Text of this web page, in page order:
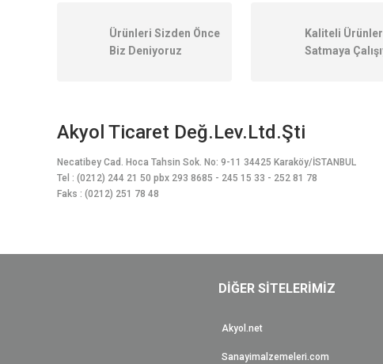
Ürünleri Sizden Önce
Biz Deniyoruz
Kaliteli Ürünler
Satmaya
Akyol Ticaret Değ.Lev.Ltd.Şti
Necatibey Cad. Hoca Tahsin Sok. No: 9-11 34425 Karaköy/İSTANBUL
Tel : (0212) 244 21 50 pbx 293 8685 - 245 15 33 - 252 81 78
Faks : (0212) 251 78 48
DİĞER SİTELERİMİZ
Akyol.net
Sanayimalzemeleri.com